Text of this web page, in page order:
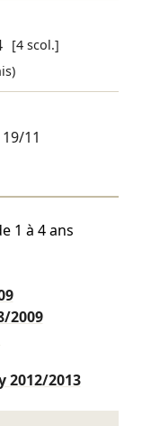
[4 scol.]
19/11
1 à 4 ans
2009
2012/2013